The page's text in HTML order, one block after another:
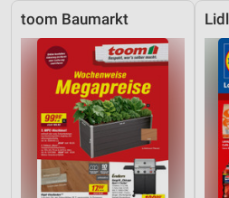
toom Baumarkt Lidl